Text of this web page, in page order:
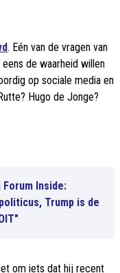
. Eén van de vragen van
de waarheid willen
op sociale media en
Hugo de Jonge?
Inside:
Trump is de
om iets dat hij recent